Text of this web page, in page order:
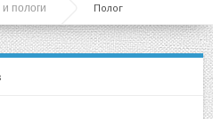
▼
пологи Полог
5х6м